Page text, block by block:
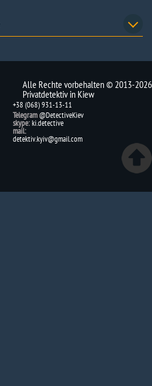
Alle Rechte vorbehalten © 2013-2026
Privatdetektiv in Kiew
+38 (068) 931-13-11
Telegram @DetectiveKiev
skype:ki.detective
mail:
detektiv.kyiv@gmail.com